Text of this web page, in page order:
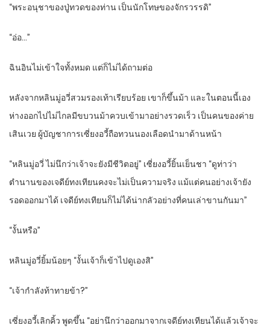
“พระอนุชาของปู่ทวดของท่าน เป็นนักโทษของจักรวรรดิ”
“อ่อ…”
ฉินอินไม่เข้าใจทั้งหมด แต่ก็ไม่ได้ถามต่อ
หลังจากหลินมู่อวี่สวมรองเท้าเรียบร้อย เขาก็ขึ้นม้า และในตอนนี้เอง
ห่างออกไปไม่ไกลมีขบวนม้าควบเข้ามาอย่างรวดเร็ว เป็นคนของค่าย
เสินเวย ผู้บัญชาการเซี่ยงอวี้ถือทวนนองเลือดนำมาด้านหน้า
“หลินมู่อวี่ ไม่นึกว่าเจ้าจะยังมีชีวิตอยู่” เซี่ยงอวี้ยิ้นเย็นชา “ดูท่าว่า
ตำนานของเจดีย์ทงเทียนคงจะไม่เป็นความจริง แม้แต่คนอย่างเจ้ายัง
รอดออกมาได้ เจดีย์ทงเทียนก็ไม่ได้น่ากลัวอย่างที่คนเล่าขานกันมา”
“งั้นหรือ”
หลินมู่อวี่ยิ้มน้อยๆ “งั้นเจ้าก็เข้าไปดูเองสิ”
“เจ้ากำลังท้าทายข้า?”
เซี่ยงอวี้เลิกคิ้ว พูดขึ้น “อย่านึกว่าออกมาจากเจดีย์ทงเทียนได้แล้วเจ้าจะ